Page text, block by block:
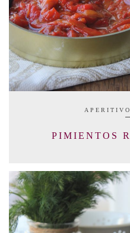
PIMIENTOS